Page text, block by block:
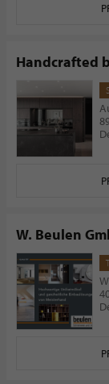
Handcrafted
W. Beulen